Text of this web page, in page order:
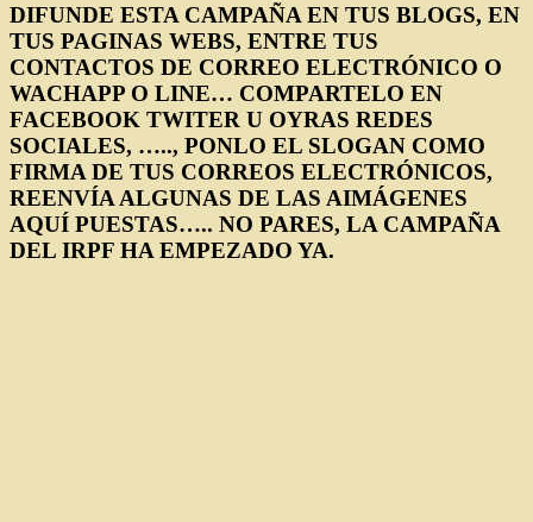
DIFUNDE ESTA CAMPAÑA EN TUS BLOGS, EN
TUS PAGINAS WEBS, ENTRE TUS
CONTACTOS DE CORREO ELECTRÓNICO O
WACHAPP O LINE… COMPARTELO EN
FACEBOOK TWITER U OYRAS REDES
SOCIALES, ….., PONLO EL SLOGAN COMO
FIRMA DE TUS CORREOS ELECTRÓNICOS,
REENVÍA ALGUNAS DE LAS AIMÁGENES
AQUÍ PUESTAS….. NO PARES, LA CAMPAÑA
DEL IRPF HA EMPEZADO YA.